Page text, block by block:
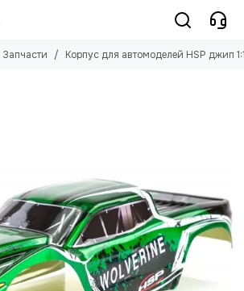
Запчасти Корпус для автомоделей HSP джип